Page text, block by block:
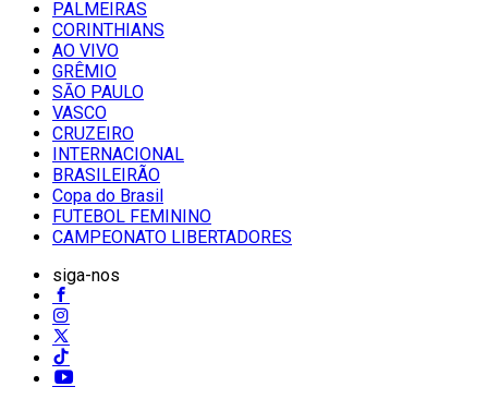
PALMEIRAS
CORINTHIANS
AO VIVO
GRÊMIO
SĀO PAULO
VASCO
CRUZEIRO
INTERNACIONAL
BRASILEIRÃO
Copa do Brasil
FUTEBOL FEMININO
CAMPEONATO LIBERTADORES
siga-nos